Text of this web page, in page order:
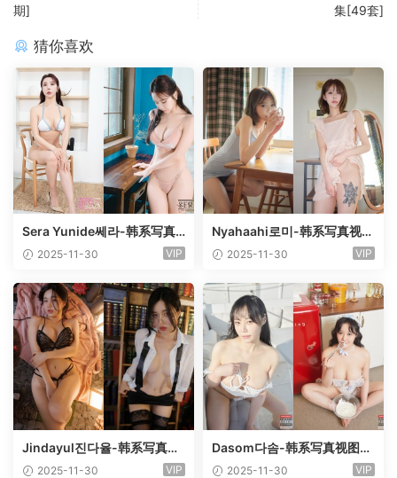
期]
集[49套]
猜你喜欢
Sera Yunide쎄라-韩系写真
视图作品合集[4套]
2025-11-30 VIP
Nyahaahi로미-韩系写真视图
作品合集[17套]
2025-11-30 VIP
Jindayul진다율-韩系写真视
图作品合集[12套]
2025-11-30 VIP
Dasom다솜-韩系写真视图作
品合集[14套]
2025-11-30 VIP